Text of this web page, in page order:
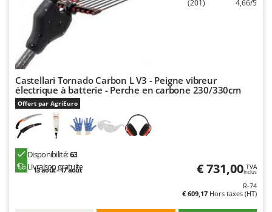
Master
Mastercook
Masterpro
McCulloch
MCH
Michelin
Mille
Minox
Mockmill
More than chef
(201) 4,66/5
Castellari Tornado Carbon L V3 - Peigne vibreur
électrique à batterie - Perche en carbone 230/330cm
Offert par AgriEuro
Disponibilité:63
Livraison gratuite
13 août - 17 août € 731,00 TVA
Inclus
R-74
€ 609,17 Hors taxes (HT)